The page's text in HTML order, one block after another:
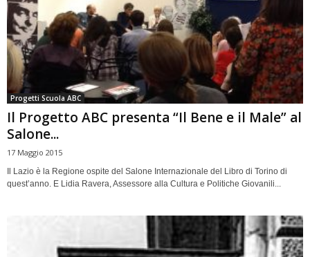
Progetti Scuola ABC
Il Progetto ABC presenta “Il Bene e il Male” al
Salone...
17 Maggio 2015
Il Lazio è la Regione ospite del Salone Internazionale del Libro di Torino di
quest’anno. E Lidia Ravera, Assessore alla Cultura e Politiche Giovanili...